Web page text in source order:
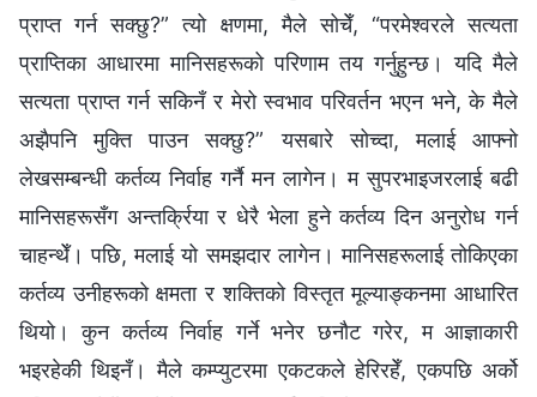
प्राप्त गर्न सक्छु?” त्यो क्षणमा, मैले सोचेँ, “परमेश्‍वरले सत्यता
प्राप्तिका आधारमा मानिसहरूको परिणाम तय गर्नुहुन्छ। यदि मैले
सत्यता प्राप्त गर्न सकिनँ र मेरो स्वभाव परिवर्तन भएन भने, के मैले
अझैपनि मुक्ति पाउन सक्छु?” यसबारे सोच्दा, मलाई आफ्नो
लेखसम्बन्धी कर्तव्य निर्वाह गर्नै मन लागेन। म सुपरभाइजरलाई बढी
मानिसहरूसँग अन्तर्क्रिया र धेरै भेला हुने कर्तव्य दिन अनुरोध गर्न
चाहन्थेँ। पछि, मलाई यो समझदार लागेन। मानिसहरूलाई तोकिएका
कर्तव्य उनीहरूको क्षमता र शक्तिको विस्तृत मूल्याङ्कनमा आधारित
थियो। कुन कर्तव्य निर्वाह गर्ने भनेर छनौट गरेर, म आज्ञाकारी
भइरहेकी थिइनँ। मैले कम्प्युटरमा एकटकले हेरिरहेँ, एकपछि अर्को